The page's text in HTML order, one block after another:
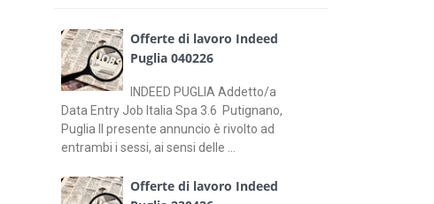
Offerte di lavoro Indeed
Puglia 040226
INDEED PUGLIA Addetto/a
Data Entry Job Italia Spa 3.6 Putignano,
Puglia Il presente annuncio è rivolto ad
entrambi i sessi, ai sensi delle ...
Offerte di lavoro Indeed